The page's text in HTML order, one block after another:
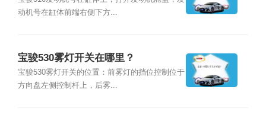
动机号在缸体前端右侧下方...
宝骏530雾灯开关在哪里？
宝骏530雾灯开关的位置：前雾灯的挡位控制位于
方向盘左侧控制杆上，后雾...